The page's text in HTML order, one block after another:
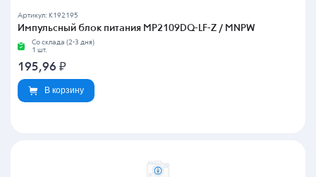
Артикул: K192195
Импульсный блок питания MP2109DQ-LF-Z / MNPW
Со склада (2-3 дня)
1 шт.
195,96 ₽
В корзину